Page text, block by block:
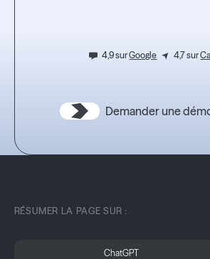
4,9 surGoogle 4,7 sur
Demander une
RÉSUMER LA PAGE SUR :
ChatGPT